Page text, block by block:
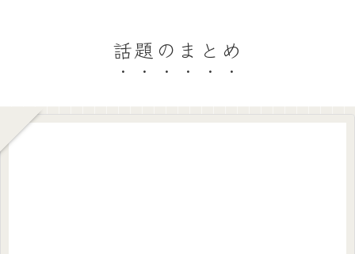
話題のまとめ